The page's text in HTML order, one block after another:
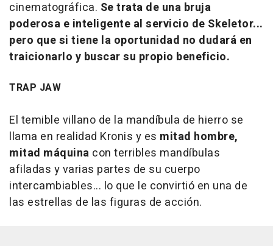
cinematográfica. Se trata de una bruja
poderosa e inteligente al servicio de Skeletor...
pero que si tiene la oportunidad no dudará en
traicionarlo y buscar su propio beneficio.
TRAP JAW
El temible villano de la mandíbula de hierro se
llama en realidad Kronis y es mitad hombre,
mitad máquina con terribles mandíbulas
afiladas y varias partes de su cuerpo
intercambiables... lo que le convirtió en una de
las estrellas de las figuras de acción.